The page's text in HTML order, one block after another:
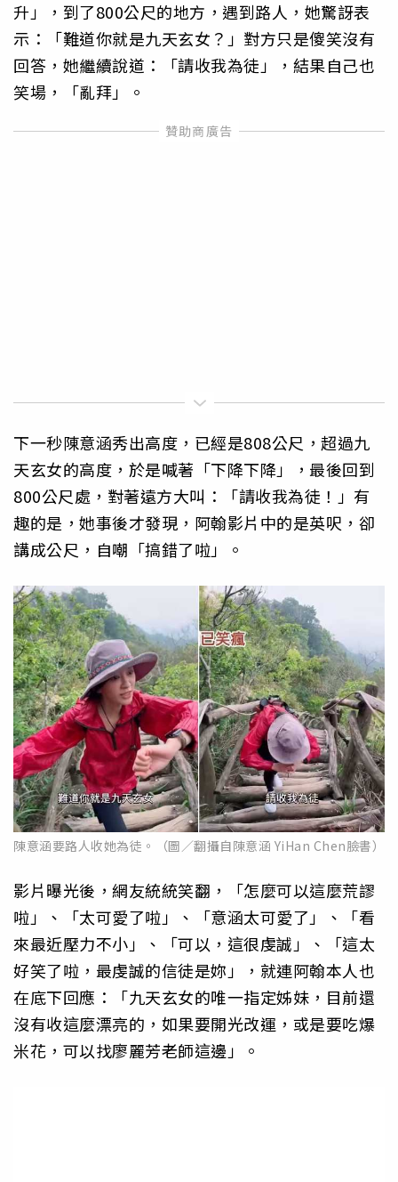
升」，到了800公尺的地方，遇到路人，她驚訝表
示：「難道你就是九天玄女？」對方只是傻笑沒有
回答，她繼續說道：「請收我為徒」，結果自己也
笑場，「亂拜」。
下一秒陳意涵秀出高度，已經是808公尺，超過九
天玄女的高度，於是喊著「下降下降」，最後回到
800公尺處，對著遠方大叫：「請收我為徒！」有
趣的是，她事後才發現，阿翰影片中的是英呎，卻
講成公尺，自嘲「搞錯了啦」。
陳意涵要路人收她為徒。（圖／翻攝自陳意涵 YiHan Chen臉書）
影片曝光後，網友統統笑翻，「怎麼可以這麼荒謬
啦」、「太可愛了啦」、「意涵太可愛了」、「看
來最近壓力不小」、「可以，這很虔誠」、「這太
好笑了啦，最虔誠的信徒是妳」，就連阿翰本人也
在底下回應：「九天玄女的唯一指定姊妹，目前還
沒有收這麼漂亮的，如果要開光改運，或是要吃爆
米花，可以找廖麗芳老師這邊」。